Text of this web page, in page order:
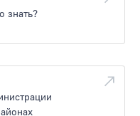
знать?